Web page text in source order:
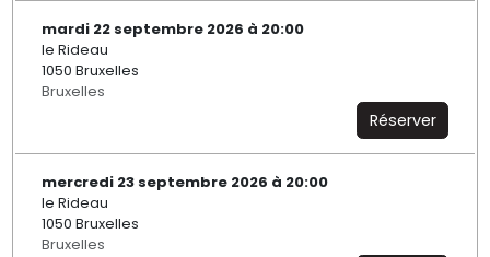
mardi 22 septembre 2026 à 20:00
le Rideau
1050 Bruxelles
Bruxelles
Réserver
mercredi 23 septembre 2026 à 20:00
le Rideau
1050 Bruxelles
Bruxelles